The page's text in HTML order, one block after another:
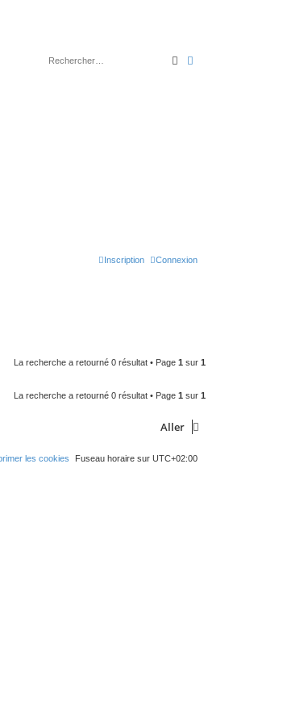
Rechercher
Connexion
Inscription
La recherche a retourné 0 résultat • Page 1 sur 1
La recherche a retourné 0 résultat • Page 1 sur 1
Aller
Fuseau horaire sur UTC+02:00
les cookies